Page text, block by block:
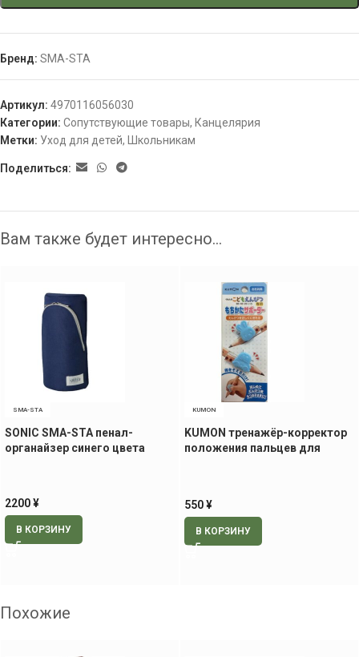
Бренд: SMA-STA
Артикул: 4970116056030
Категории: Сопутствующие товары, Канцелярия
Метки: Уход для детей, Школьникам
Поделиться:
Вам также будет интересно…
SMA-STA
SONIC SMA-STA пенал-
органайзер синего цвета
2200¥
В КОРЗИНУ
KUMON
KUMON тренажёр-корректор
положения пальцев для
550¥
В КОРЗИНУ
Похожие